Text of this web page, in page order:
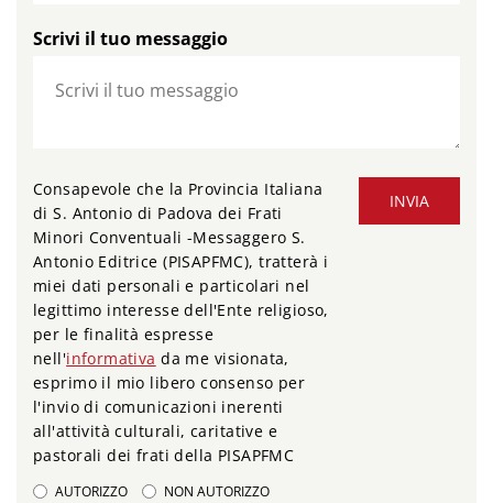
Scrivi il tuo messaggio
INVIA
Consapevole che la Provincia Italiana
di S. Antonio di Padova dei Frati
Minori Conventuali -Messaggero S.
Antonio Editrice (PISAPFMC), tratterà i
miei dati personali e particolari nel
legittimo interesse dell'Ente religioso,
per le finalità espresse
nell'informativa da me visionata,
esprimo il mio libero consenso per
l'invio di comunicazioni inerenti
all'attività culturali, caritative e
pastorali dei frati della PISAPFMC
AUTORIZZO NON AUTORIZZO